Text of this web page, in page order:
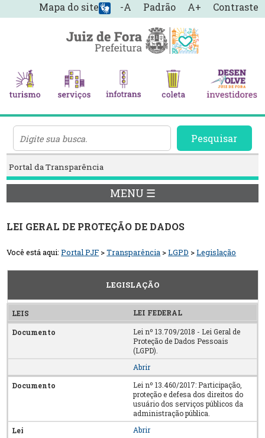
-A Padrão A+ Contraste
Mapa do site
Pesquisar
Portal da Transparência
MENU ☰
LEI GERAL DE PROTEÇÃO DE DADOS
Você está aqui:Portal PJF >Transparência >LGPD >Legislação
LEGISLAÇÃO
LEI FEDERAL
Lei nº 13.709/2018 - Lei Geral de
Proteção de Dados Pessoais
(LGPD).
Abrir
Lei nº 13.460/2017: Participação,
proteção e defesa dos direitos do
usuário dos serviços públicos da
administração pública.
Abrir